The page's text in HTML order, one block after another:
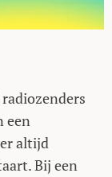
een
altijd
Bij een